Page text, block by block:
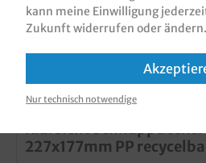
227x177mm PP
kann meine Einwilligung
Zukunft widerrufen oder ändern.
Nur technisch notwendige